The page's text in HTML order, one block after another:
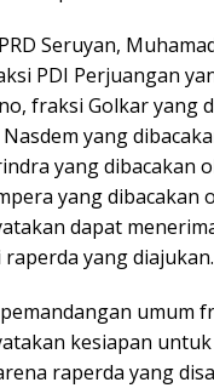
Seruyan,
PDI Perjuangan
fraksi Golkar yang
yang
yang dibacakan
yang dibacakan
dapat
yang diajukan.
umum
kesiapan
raperda yang